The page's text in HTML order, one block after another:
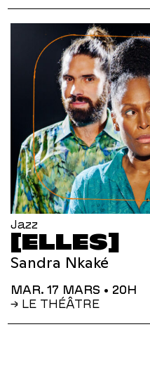
Jazz
[ELLES]
Sandra Nkaké
MAR. 17 MARS • 20H
→ LE THÉÂTRE